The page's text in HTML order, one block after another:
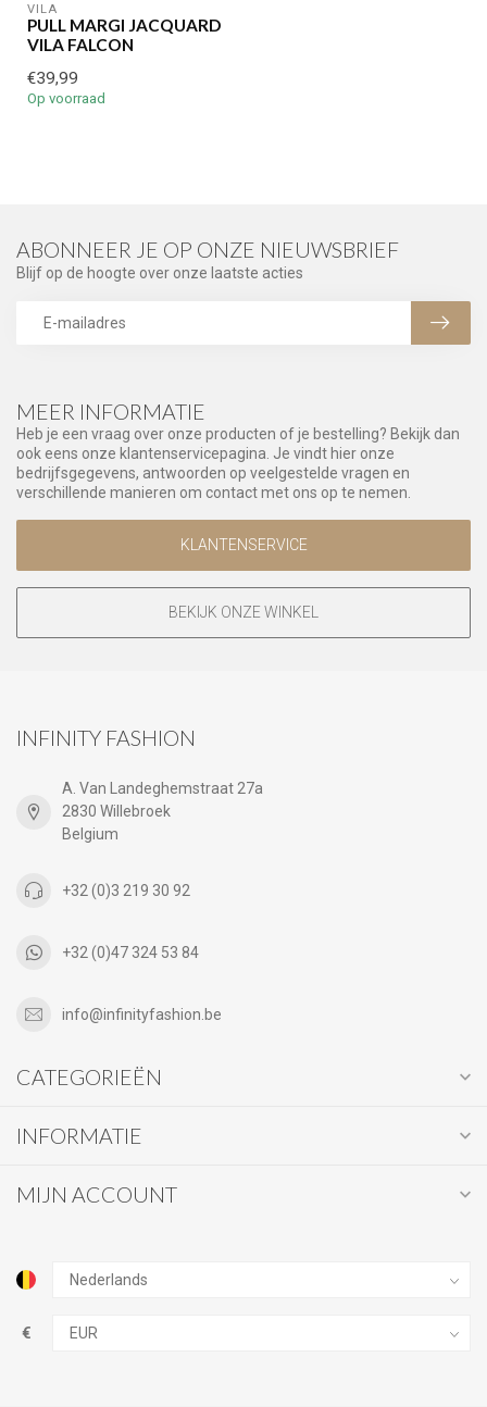
VILA
PULL MARGI JACQUARD
VILA FALCON
€39,99
Op voorraad
MEER INFORMATIE
Heb je een vraag over onze producten of je bestelling? Bekijk dan
ook eens onze klantenservicepagina. Je vindt hier onze
bedrijfsgegevens, antwoorden op veelgestelde vragen en
verschillende manieren om contact met ons op te nemen.
KLANTENSERVICE
BEKIJK ONZE WINKEL
ABONNEER JE OP ONZE NIEUWSBRIEF
Blijf op de hoogte over onze laatste acties
INFINITY FASHION
A. Van Landeghemstraat 27a
2830 Willebroek
Belgium
+32 (0)3 219 30 92
+32 (0)47 324 53 84
info@infinityfashion.be
CATEGORIEËN
INFORMATIE
MIJN ACCOUNT
€